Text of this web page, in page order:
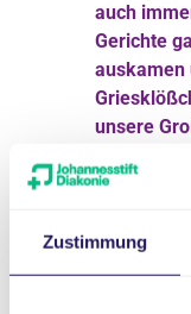
Zustimmung
auch
Gerichte
auskamen
unsere
nur am